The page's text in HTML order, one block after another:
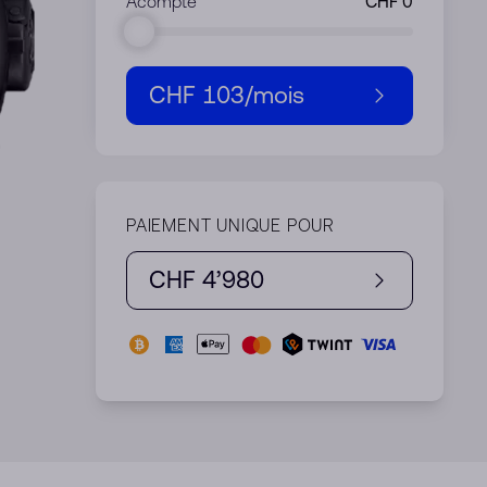
CHF 103/mois
PAIEMENT UNIQUE POUR
CHF 4’980